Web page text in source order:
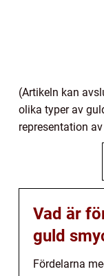
(Artikeln kan
olika typer av
representation
Vad är
guld
Fördelarna